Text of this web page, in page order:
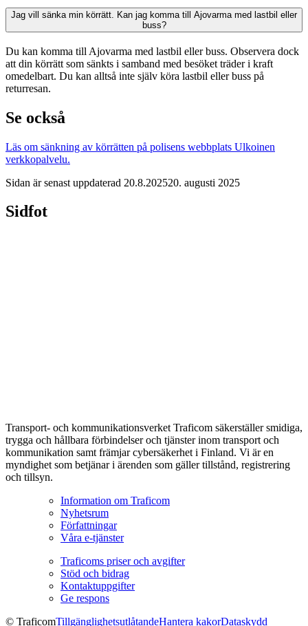
Jag vill sänka min körrätt. Kan jag komma till Ajovarma med lastbil eller
buss?
Du kan komma till Ajovarma med lastbil eller buss. Observera dock
att din körrätt som sänkts i samband med besöket träder i kraft
omedelbart. Du kan alltså inte själv köra lastbil eller buss på
returresan.
Se också
Läs om sänkning av körrätten på polisens webbplats Ulkoinen
verkkopalvelu.
Sidan är senast uppdaterad 20.8.202520. augusti 2025
Sidfot
Transport- och kommunikationsverket Traficom säkerställer smidiga,
trygga och hållbara förbindelser och tjänster inom transport och
kommunikation samt främjar cybersäkerhet i Finland. Vi är en
myndighet som betjänar i ärenden som gäller tillstånd, registrering
och tillsyn.
Information om Traficom
Nyhetsrum
Författningar
Våra e-tjänster
Traficoms priser och avgifter
Stöd och bidrag
Kontaktuppgifter
Ge respons
© TraficomTillgänglighetsutlåtandeHantera kakorDataskydd